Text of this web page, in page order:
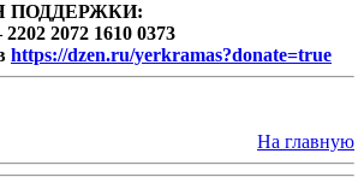
ПОДДЕРЖКИ:
2072 1610 0373
https://dzen.ru/yerkramas?donate=true
На главную